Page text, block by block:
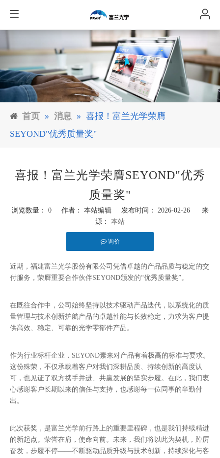
首页 » 消息 » 喜报！富兰光学荣膺
SEYOND"优秀质量奖"
喜报！富兰光学荣膺SEYOND"优秀
质量奖"
浏览数量： 0作者： 本站编辑 发布时间： 2026-02-26 来
源： 本站
询价
["facebook","twitter","line","wechat","linkedin","pinterest"]
近期，福建富兰光学股份有限公司凭借卓越的产品品质与稳定的交
付服务，荣膺重要合作伙伴SEYOND颁发的“优秀质量奖”。
在既往合作中，公司始终坚持以技术驱动产品迭代，以系统化的质
量管理与技术创新护航产品的卓越性能与长效稳定，力求为客户提
供高效、稳定、可靠的光学零部件产品。
作为行业标杆企业，SEYOND素来对产品有着极高的标准与要求。
这份殊荣，不仅承载着客户对我们深耕品质、持续创新的高度认
可，也见证了双方携手并进、共赢发展的坚实步履。在此，我们衷
心感谢客户长期以来的信任与支持，也感谢每一位同事的辛勤付
出。
此次获奖，是富兰光学前行路上的重要里程碑，也是我们持续精进
的新起点。荣誉在肩，使命向前。未来，我们将以此为契机，踔厉
奋发，步履不停——不断驱动品质升级与技术创新，持续深化与客